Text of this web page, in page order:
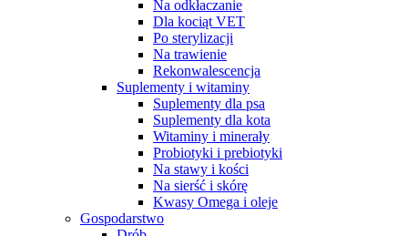
Na odkłaczanie
Dla kociąt VET
Po sterylizacji
Na trawienie
Rekonwalescencja
Suplementy i witaminy
Suplementy dla psa
Suplementy dla kota
Witaminy i minerały
Probiotyki i prebiotyki
Na stawy i kości
Na sierść i skórę
Kwasy Omega i oleje
Gospodarstwo